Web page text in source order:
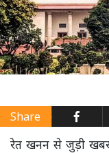
Share
रेत खनन से जुड़ी